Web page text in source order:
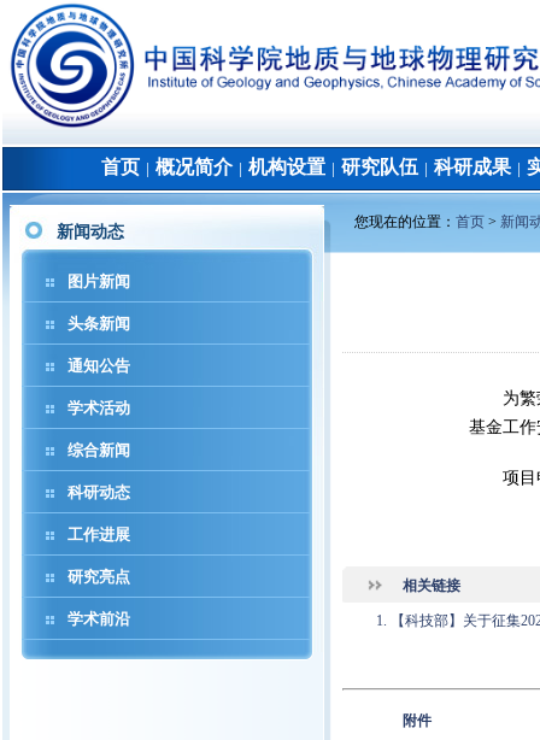
首页 概况简介│ 机构设置 研究队伍 科研成果│
新闻动态
图片新闻
头条新闻
通知公告
学术活动
综合新闻
科研动态
工作进展
研究亮点
学术前沿
您现在的位置： 首页 > 新闻
为
基金工
项目
相关链接
【科技部】关于征集
附件